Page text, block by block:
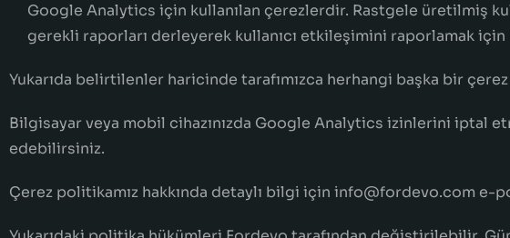
Google Analytics için kullanılan çerezlerdir. Rastgele üretilmiş
gerekli raporları derleyerek kullanıcı etkileşimini raporlamak için
Yukarıda belirtilenler haricinde tarafımızca herhangi başka bir
Bilgisayar veya mobil cihazınızda Google Analytics izinlerini
edebilirsiniz.
Çerez politikamız hakkında detaylı bilgi için info@fordevo.com e-